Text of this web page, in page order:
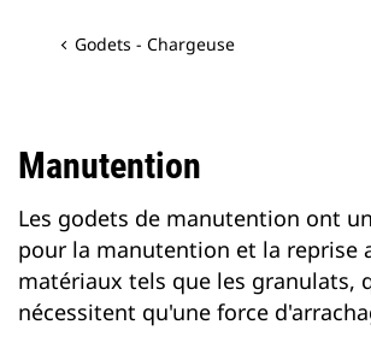
Godets - Chargeuse
Manutention
Les godets de manutention ont
pour la manutention et la reprise
matériaux tels que les granulats,
nécessitent qu'une force